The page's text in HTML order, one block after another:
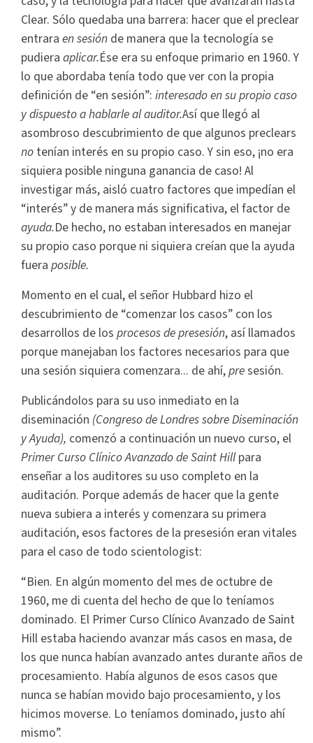
Clear. Sólo quedaba una barrera: hacer que el preclear
entrara en sesión de manera que la tecnología se
pudiera aplicar.Ése era su enfoque primario en 1960. Y
lo que abordaba tenía todo que ver con la propia
definición de “en sesión”: interesado en su propio caso
y dispuesto a hablarle al auditor.Así que llegó al
asombroso descubrimiento de que algunos preclears
no tenían interés en su propio caso. Y sin eso, ¡no era
siquiera posible ninguna ganancia de caso! Al
investigar más, aisló cuatro factores que impedían el
“interés” y de manera más significativa, el factor de
ayuda.De hecho, no estaban interesados en manejar
su propio caso porque ni siquiera creían que la ayuda
fuera posible.
Momento en el cual, el señor Hubbard hizo el
descubrimiento de “comenzar los casos” con los
desarrollos de los procesos de presesión, así llamados
porque manejaban los factores necesarios para que
una sesión siquiera comenzara... de ahí,presesión.
Publicándolos para su uso inmediato en la
diseminación (Congreso de Londres sobre Diseminación
y Ayuda), comenzó a continuación un nuevo curso, el
Primer Curso Clínico Avanzado de Saint Hillpara
enseñar a los auditores su uso completo en la
auditación. Porque además de hacer que la gente
nueva subiera a interés y comenzara su primera
auditación, esos factores de la presesión eran vitales
para el caso de todo scientologist:
“Bien. En algún momento del mes de octubre de
1960, me di cuenta del hecho de que lo teníamos
dominado. El Primer Curso Clínico Avanzado de Saint
Hill estaba haciendo avanzar más casos en masa, de
los que nunca habían avanzado antes durante años de
procesamiento. Había algunos de esos casos que
nunca se habían movido bajo procesamiento, y los
hicimos moverse. Lo teníamos dominado, justo ahí
mismo”.